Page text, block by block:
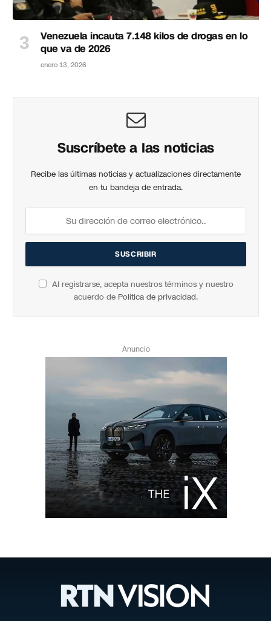
Venezuela incauta 7.148 kilos de drogas en lo
que va de 2026
enero 13, 2026
Suscríbete a las noticias
Recibe las últimas noticias y actualizaciones directamente
en tu bandeja de entrada.
Al registrarse, acepta nuestros términos y nuestro
acuerdo de Política de privacidad.
Anuncio